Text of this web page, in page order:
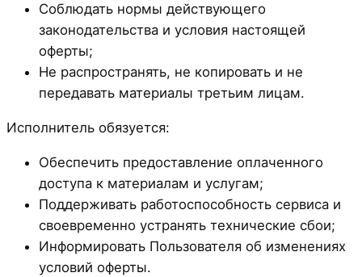
Соблюдать нормы действующего
законодательства и условия настоящей
оферты;
Не распространять, не копировать и не
передавать материалы третьим лицам.
Исполнитель обязуется:
Обеспечить предоставление оплаченного
доступа к материалам и услугам;
Поддерживать работоспособность сервиса и
своевременно устранять технические сбои;
Информировать Пользователя об изменениях
условий оферты.